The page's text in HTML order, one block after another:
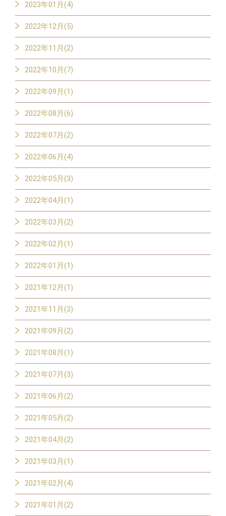
2023年01月(4)
2022年12月(5)
2022年11月(2)
2022年10月(7)
2022年09月(1)
2022年08月(6)
2022年07月(2)
2022年06月(4)
2022年05月(3)
2022年04月(1)
2022年03月(2)
2022年02月(1)
2022年01月(1)
2021年12月(1)
2021年11月(3)
2021年09月(2)
2021年08月(1)
2021年07月(3)
2021年06月(2)
2021年05月(2)
2021年04月(2)
2021年03月(1)
2021年02月(4)
2021年01月(2)